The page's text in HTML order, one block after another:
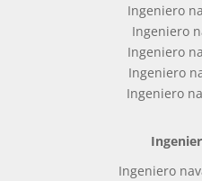
Ingeniero
Ingeniero
Ingeniero
Ingeniero
Ingeniero
Ingeniero